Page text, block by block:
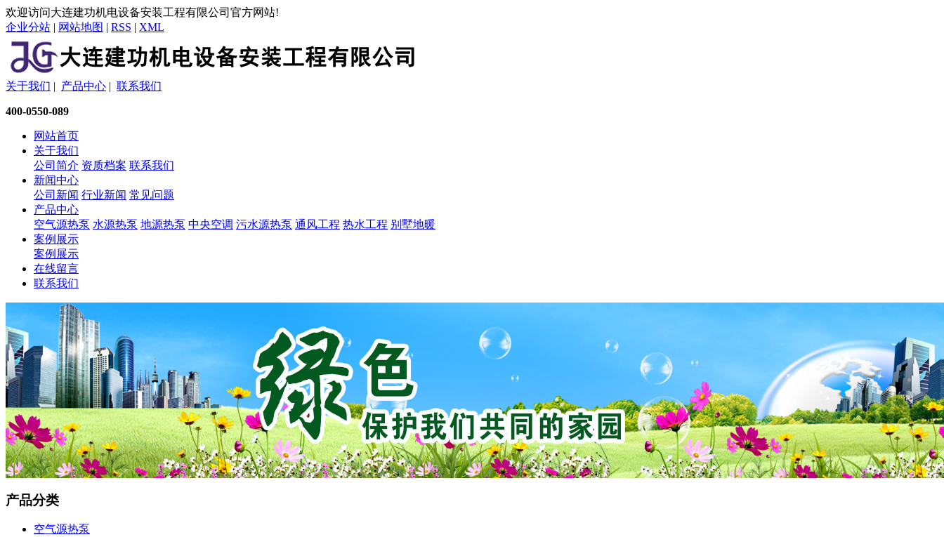
欢迎访问大连建功机电设备安装工程有限公司官方网站!
企业分站 | 网站地图 | RSS | XML
关于我们 | 产品中心 | 联系我们
400-0550-089
网站首页
关于我们
公司简介 资质档案 联系我们
新闻中心
公司新闻 行业新闻 常见问题
产品中心
空气源热泵 水源热泵 地源热泵 中央空调 污水源热泵 通风工程 热水工程 别墅地暖
案例展示
案例展示
在线留言
联系我们
产品分类
空气源热泵